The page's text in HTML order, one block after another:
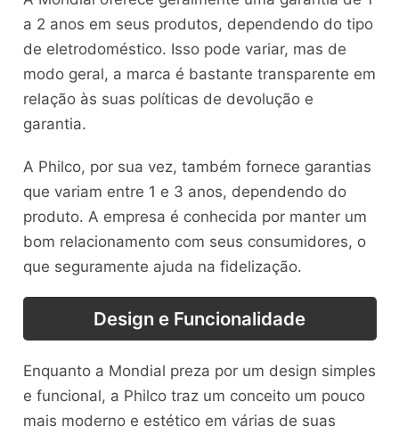
a 2 anos em seus produtos, dependendo do tipo
de eletrodoméstico. Isso pode variar, mas de
modo geral, a marca é bastante transparente em
relação às suas políticas de devolução e
garantia.
A Philco, por sua vez, também fornece garantias
que variam entre 1 e 3 anos, dependendo do
produto. A empresa é conhecida por manter um
bom relacionamento com seus consumidores, o
que seguramente ajuda na fidelização.
Design e Funcionalidade
Enquanto a Mondial preza por um design simples
e funcional, a Philco traz um conceito um pouco
mais moderno e estético em várias de suas